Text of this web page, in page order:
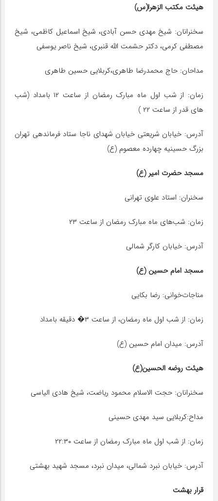
هیئت مکتب الزهرا(س)
سخنرانان: شیخ مهدی حسن آبادی، شیخ اسماعیل کاظمی، شیخ
مصطفی کرمی، دکتر حشمت الله قنبری، شیخ ناصر یوسفی
مداحان: حاج محمدرضا طاهری،کربلایی حسین طاهری
زمان: از شب اول ماه مبارک رمضان از ساعت ۱۲ بامداد (شب
های قدر از ساعت ۲۲ )
آدرس: خیابان شریعتی خیابان شهدای ناجا ستاد فرماندهی تهران
بزرگ حسینیه چهارده معصوم (ع)
مسجد حضرت امیر (ع)
سخنران: استاد علوی تهرانی
زمان: شب‌های ماه مبارک رمضان از ساعت ۲۳
آدرس: خیابان کارگر شمالی
مسجد امام حسین (ع)
مناجات‌خوانی: رضا بکایی
زمان: از شب اول ماه رمضان، از ساعت ۳� دقیقه بامداد
آدرس: میدان امام حسین (ع)
هیئت روضه الحسین(ع)
سخنرانان: حجت الاسلام محمود ریاضت، شیخ هادی الیاسی
مداح:کربلایی سید مهدی حسینی
زمان: از شب اول ماه مبارک رمضان از ساعت ۲۲:۳۰
آدرس: خیابان نبرد شمالی، میدان نبرد، مسجد شهید بهشتی
قرار بهشت